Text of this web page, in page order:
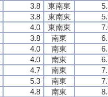
3.8 東南東
3.8 東南東
4.0 東南東
3.8 南東
4.0 南東
4.0 南東
4.7 南東
5.3 南東
4.8 南東